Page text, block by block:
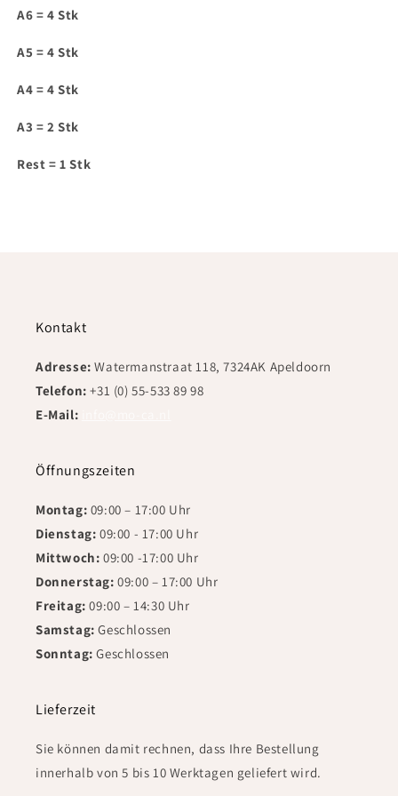
für
A6 = 4 Stk
A5 = 4 Stk
A4 = 4 Stk
A3 = 2 Stk
Rest = 1 Stk
Kontakt
Adresse: Watermanstraat 118, 7324AK Apeldoorn
Telefon: +31 (0) 55-533 89 98
E-Mail:
Öffnungszeiten
Montag: 09:00 – 17:00 Uhr
Dienstag: 09:00 - 17:00 Uhr
Mittwoch: 09:00 -17:00 Uhr
Donnerstag: 09:00 – 17:00 Uhr
Freitag: 09:00 – 14:30 Uhr
Samstag: Geschlossen
Sonntag: Geschlossen
Lieferzeit
Sie können damit rechnen, dass Ihre Bestellung
innerhalb von 5 bis 10 Werktagen geliefert wird.